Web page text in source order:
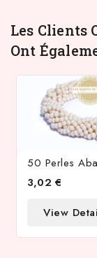
Les Clients
Ont
3,02 €
View